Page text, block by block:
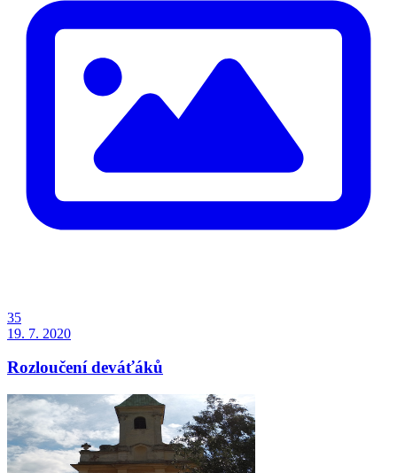
35
19. 7. 2020
Rozloučení deváťáků